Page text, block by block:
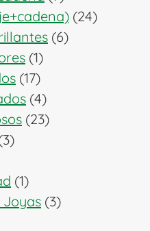
productos
2424
66
11
producto
1717
productos
44
productos
2323
33
11
producto
Joyas 33